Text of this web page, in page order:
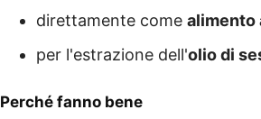
direttamente come alimento
per l'estrazione dell'olio di
Perché fanno bene